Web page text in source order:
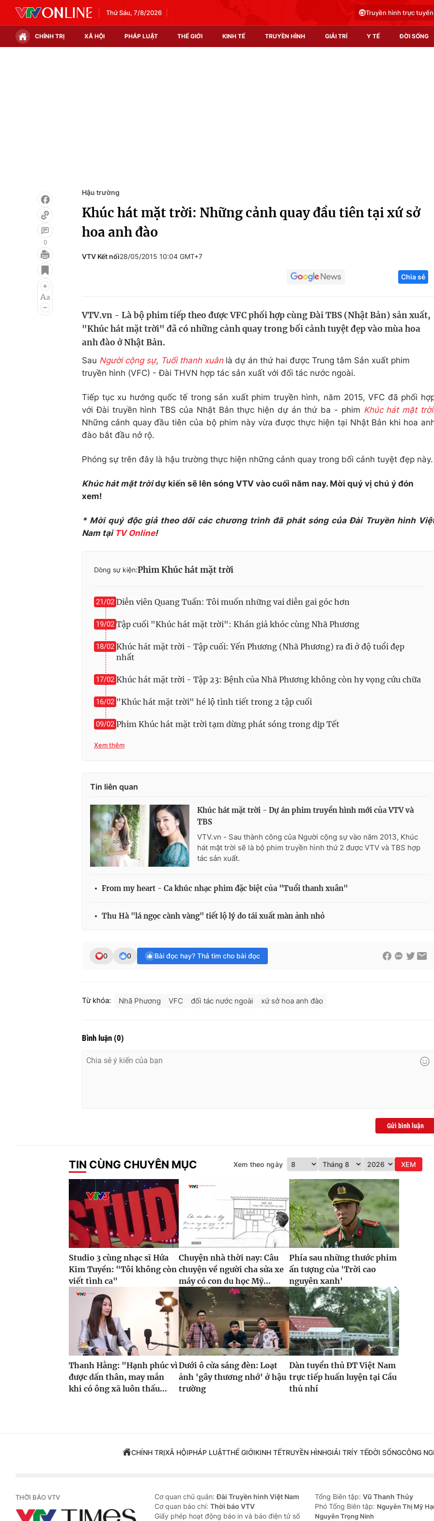
Thứ Sáu, 7/8/2026 Truyền hình trực tuyến
CHÍNH TRỊ XÃ HỘI PHÁP LUẬT THẾ GIỚI KINH TẾ TRUYỀN HÌNH GIẢI TRÍ Y TẾ ĐỜI SỐNG
Infographic
Điện ảnh
Âm nhạc
Chất lượng cuộc sống
Tuyển sinh
Hitech Công
Thị trường
0
Hậu trường
Khúc hát mặt trời: Những cảnh quay đầu tiên tại xứ sở
hoa anh đào
VTV Kết nối28/05/2015 10:04 GMT+7
Chia sẻ
VTV.vn - Là bộ phim tiếp theo được VFC phối hợp cùng Đài TBS (Nhật Bản) sản xuất,
"Khúc hát mặt trời" đã có những cảnh quay trong bối cảnh tuyệt đẹp vào mùa hoa
anh đào ở Nhật Bản.
Sau Người cộng sự, Tuổi thanh xuânlà dự án thứ hai được Trung tâm Sản xuất phim
truyền hình (VFC) - Đài THVN hợp tác sản xuất với đối tác nước ngoài.
Tiếp tục xu hướng quốc tế trong sản xuất phim truyền hình, năm 2015, VFC đã phối
với Đài truyền hình TBS của Nhật Bản thực hiện dự án thứ ba - phim Khúc hát mặt trời
Những cảnh quay đầu tiên của bộ phim này vừa được thực hiện tại Nhật Bản khi hoa
đào bắt đầu nở rộ.
Phóng sự trên đây là hậu trường thực hiện những cảnh quay trong bối cảnh tuyệt đẹp này.
Khúc hát mặt trờidự kiến sẽ lên sóng VTV vào cuối năm nay. Mời quý vị chú ý đón
xem!
* Mời quý độc giả theo dõi các chương trình đã phát sóng của Đài Truyền hình
Nam tạiTV Online!
Dòng sự kiện:Phim Khúc hát mặt trời
21/02 Diễn viên Quang Tuấn: Tôi muốn những vai diễn gai góc hơn
19/02 Tập cuối "Khúc hát mặt trời": Khán giả khóc cùng Nhã Phương
18/02 Khúc hát mặt trời - Tập cuối: Yến Phương (Nhã Phương) ra đi ở độ tuổi đẹp
nhất
17/02 Khúc hát mặt trời - Tập 23: Bệnh của Nhã Phương không còn hy vọng cứu chữa
16/02 "Khúc hát mặt trời" hé lộ tình tiết trong 2 tập cuối
09/02 Phim Khúc hát mặt trời tạm dừng phát sóng trong dịp Tết
Xem thêm
Tin liên quan
Khúc hát mặt trời - Dự án phim truyền hình mới của VTV và
TBS
VTV.vn - Sau thành công của Người cộng sự vào năm 2013, Khúc
hát mặt trời sẽ là bộ phim truyền hình thứ 2 được VTV và TBS hợp
tác sản xuất.
From my heart - Ca khúc nhạc phim đặc biệt của "Tuổi thanh xuân"
Thu Hà "lá ngọc cành vàng" tiết lộ lý do tái xuất màn ảnh nhỏ
0 0 Bài đọc hay? Thả tim cho bài đọc
Từ khóa: Nhã Phương VFC đối tác nước ngoài xứ sở hoa anh đào
Bình luận (0)
Gửi bình luận
TIN CÙNG CHUYÊN MỤC Xem theo ngày XEM
Studio 3 cùng nhạc sĩ Hứa
Kim Tuyền: "Tôi không còn
viết tình ca"
Chuyện nhà thời nay: Câu
chuyện về người cha sửa xe
máy có con du học Mỹ...
Phía sau những thước phim
ấn tượng của 'Trời cao
nguyên xanh'
Thanh Hằng: "Hạnh phúc vì
được dấn thân, may mắn
khi có ông xã luôn thấu...
Dưới ô cửa sáng đèn: Loạt
ảnh 'gây thương nhớ' ở hậu
trường
Dàn tuyển thủ ĐT Việt Nam
trực tiếp huấn luyện tại Cầu
thủ nhí
CHÍNH TRỊXÃ HỘIPHÁP LUẬTTHẾ GIỚIKINH TẾTRUYỀN HÌNHGIẢI TRÍY TẾĐỜI SỐNGCÔNG
THỜI BÁO VTV Cơ quan chủ quản:Đài Truyền hình Việt Nam
Cơ quan báo chí: Thời báo VTV
Giấy phép hoạt động báo in và báo điện tử số
Tổng Biên tập: Vũ Thanh Thủy
Phó Tổng Biên tập: Nguyễn Thị Mỹ
Nguyễn Trọng Ninh